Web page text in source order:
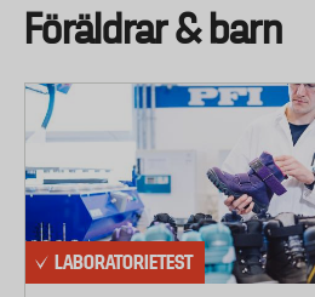
Media
HEM OM NYHETSBYRÅN TESTFAKTA
Föräldrar & barn
LABORATORIETEST